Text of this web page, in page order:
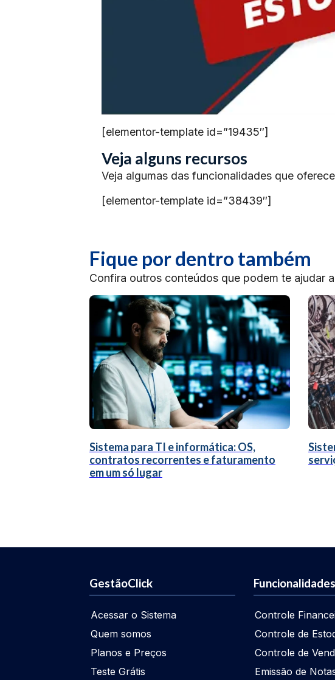
[elementor-template id=”19435″]
Veja alguns recursos
Veja algumas das funcionalidades que
[elementor-template id=”38439″]
Fique por dentro também
Confira outros conteúdos que podem te ajudar
Sistema para TI e informática: OS,
contratos recorrentes e faturamento
em um só lugar
GestãoClick
Acessar o Sistema
Quem somos
Planos e Preços
Teste Grátis
Funcionalidades
Controle
Controle de
Controle de
Emissão de